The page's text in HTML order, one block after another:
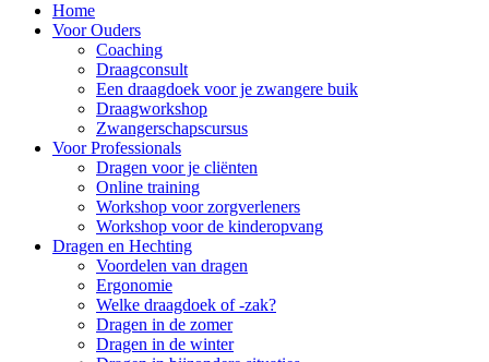
Home
Voor Ouders
Coaching
Draagconsult
Een draagdoek voor je zwangere buik
Draagworkshop
Zwangerschapscursus
Voor Professionals
Dragen voor je cliënten
Online training
Workshop voor zorgverleners
Workshop voor de kinderopvang
Dragen en Hechting
Voordelen van dragen
Ergonomie
Welke draagdoek of -zak?
Dragen in de zomer
Dragen in de winter